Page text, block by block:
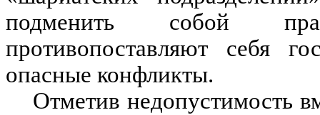
подменить собой
противопоставляют себя
опасные конфликты.
Отметив недопустимость